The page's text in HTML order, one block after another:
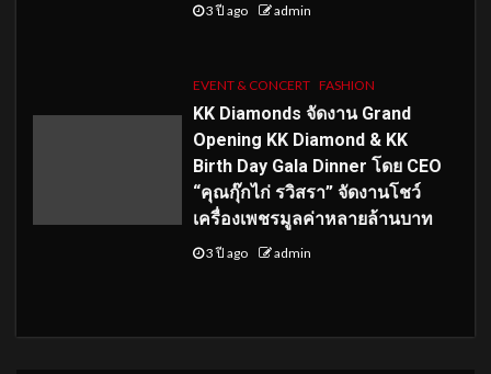
3 ปี ago admin
EVENT & CONCERT FASHION
KK Diamonds จัดงาน Grand
Opening KK Diamond & KK
Birth Day Gala Dinner โดย CEO
“คุณกุ๊กไก่ รวิสรา” จัดงานโชว์
เครื่องเพชรมูลค่าหลายล้านบาท
3 ปี ago admin